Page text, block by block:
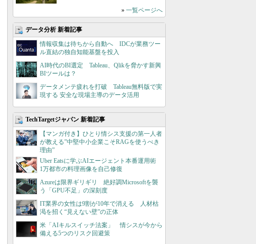
» 一覧ページへ
データ分析 新着記事
情報収集は待ちから自動へ IDCが業務ツー
ル直結の独自知能基盤を投入
AI時代のBI選定 Tableau、Qlikを脅かす新興
BIツールは？
データメンテ疲れを打破 Tableau無料版で実
現する 安全な現場主導のデータ活用
TechTargetジャパン 新着記事
【マンガ付き】ひとり情シス支援の第一人者
が教える”中堅中小企業こそRAGを使うべき
理由”
Uber Eatsに学ぶAIエージェント本番運用術
1万都市の料理画像を自己修復
Azureは限界ギリギリ 絶好調Microsoftを襲
う「GPU不足」の深刻度
IT業界の女性は9割が10年で消える 人材枯
渇を招く“見えない壁”の正体
米「AIキルスイッチ法案」 情シスが今から
備える5つのリスク回避策